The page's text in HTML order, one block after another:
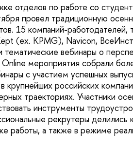
отделов по работе со
провел традиционную
15 компаний-работодателей,
(ex. KPMG), Navicon,
вебинары о
Online мероприятия собрали
с участием успешных
крупнейших российских
траекториях. Участники
инструменты
рекрутеры делились
работы, а также в режиме